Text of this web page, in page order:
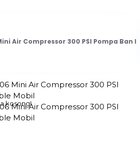
kosong!
Air Compressor 300 PSI Pompa Ban